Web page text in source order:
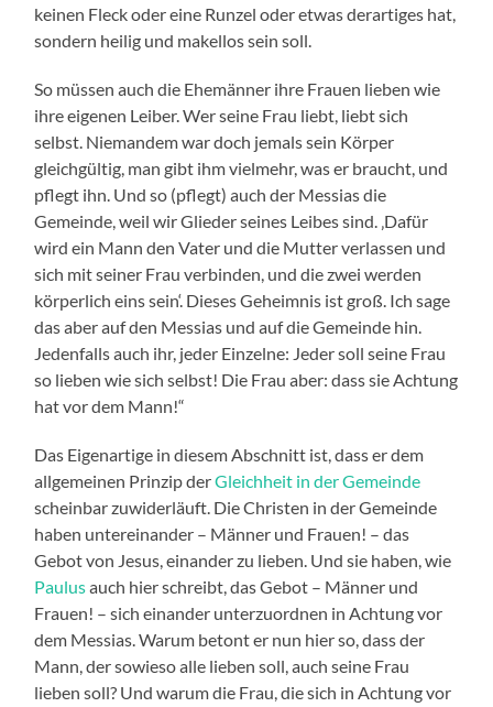
keinen Fleck oder eine Runzel oder etwas derartiges hat,
sondern heilig und makellos sein soll.
So müssen auch die Ehemänner ihre Frauen lieben wie
ihre eigenen Leiber. Wer seine Frau liebt, liebt sich
selbst. Niemandem war doch jemals sein Körper
gleichgültig, man gibt ihm vielmehr, was er braucht, und
pflegt ihn. Und so (pflegt) auch der Messias die
Gemeinde, weil wir Glieder seines Leibes sind. ‚Dafür
wird ein Mann den Vater und die Mutter verlassen und
sich mit seiner Frau verbinden, und die zwei werden
körperlich eins sein‘. Dieses Geheimnis ist groß. Ich sage
das aber auf den Messias und auf die Gemeinde hin.
Jedenfalls auch ihr, jeder Einzelne: Jeder soll seine Frau
so lieben wie sich selbst! Die Frau aber: dass sie Achtung
hat vor dem Mann!“
Das Eigenartige in diesem Abschnitt ist, dass er dem
allgemeinen Prinzip derGleichheit in der Gemeinde
scheinbar zuwiderläuft. Die Christen in der Gemeinde
haben untereinander – Männer und Frauen! – das
Gebot von Jesus, einander zu lieben. Und sie haben, wie
Paulusauch hier schreibt, das Gebot – Männer und
Frauen! – sich einander unterzuordnen in Achtung vor
dem Messias. Warum betont er nun hier so, dass der
Mann, der sowieso alle lieben soll, auch seine Frau
lieben soll? Und warum die Frau, die sich in Achtung vor